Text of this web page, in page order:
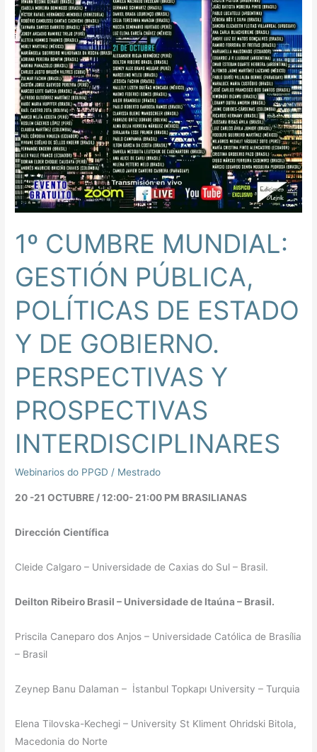
1º CUMBRE MUNDIAL:
GESTIÓN PÚBLICA,
POLÍTICAS DE ESTADO
Y DE GOBIERNO.
PERSPECTIVAS Y
PROSPECTIVAS
INTERDISCIPLINARES
Webinarios do PPGD / Mestrado
20 -21 OCTUBRE / 12:00- 21:00 PM BRASILIANAS
Dirección Científica
Cleide Calgaro – Universidade de Caxias do Sul – Brasil.
Deilton Ribeiro Brasil – Universidade de Itaúna – Brasil.
Priscila Caneparo dos Anjos – Universidade Católica de Brasília
– Brasil
Zeynep Banu Dalaman – İstanbul Topkapı University – Turquia
Elena Tilovska-Kechegi – University St Kliment Ohridski Bitola,
Macedonia do Norte
PERSPECTIVAS
Y
PROSPECTIVAS
INTERDISCIPLINARES